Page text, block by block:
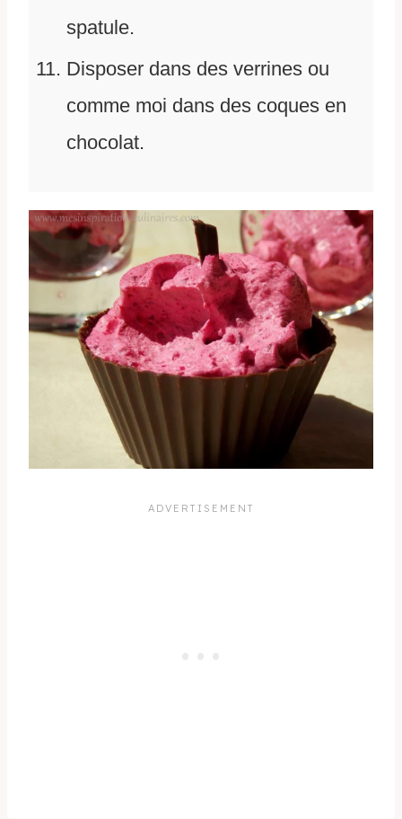
spatule.
Disposer dans des verrines ou
comme moi dans des coques en
chocolat.